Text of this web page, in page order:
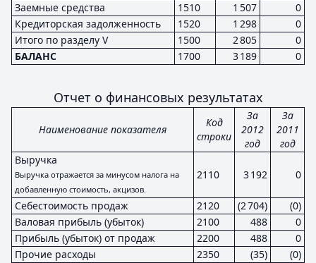
Заемные средства
1510 1 507
0
Кредиторская задолженность
1520 1 298
0
Итого по разделу V
1500 2 805
0
БАЛАНС
1700 3 189 0
Отчет о финансовых результатах
Наименование показателя
Код
строки
За
2012
год
За
2011
год
Выручка
Выручка отражается за минусом налога на
добавленную стоимость, акцизов.
2110 3 192 0
Себестоимость продаж 2120 (2 704)
(0)
Валовая прибыль (убыток)
2100 488
0
Прибыль (убыток) от продаж
2200 488
0
Прочие расходы
2350 (35)
(0)